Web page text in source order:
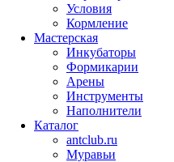
Условия
Кормление
Мастерская
Инкубаторы
Формикарии
Арены
Инструменты
Наполнители
Каталог
antclub.ru
Муравьи